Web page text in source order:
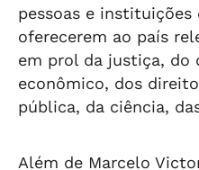
pessoas e
oferecerem ao país
em prol da justiça, do
econômico, dos
pública, da ciência,
Além de Marcelo